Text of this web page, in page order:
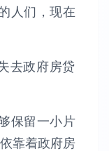
人们，现在
保留一小片
靠着政府房